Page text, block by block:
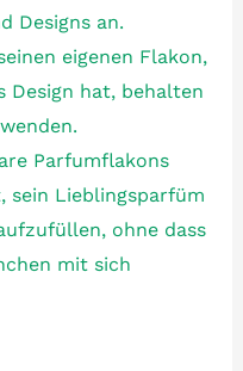
Designs an.
eigenen Flakon,
Design hat, behalten
Parfumflakons
sein Lieblingsparfüm
ohne dass
mit sich